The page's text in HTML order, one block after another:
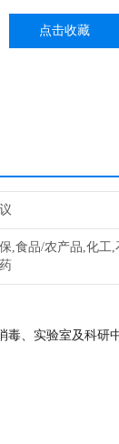
气室，不受水汽和
抗干扰能力强等特
点击收藏
,食品/农产品,化工,
毒、 实验室及科研